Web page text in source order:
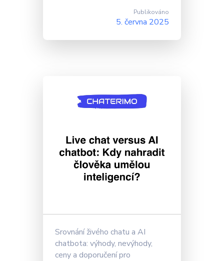
Publikováno
5. června 2025
Srovnání živého chatu a AI
chatbota: výhody, nevýhody,
ceny a doporučení pro